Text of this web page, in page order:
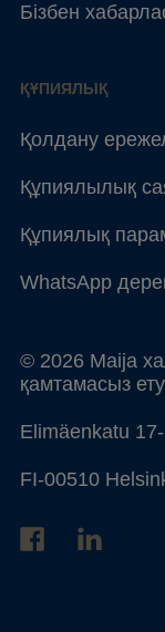
Бізбен
ҚҰПИЯЛЫҚ
Қолдану
Құпиялылық
Құпиялық
WhatsApp
© 2026 Maija
қамтамасыз
Elimäenkatu
FI-00510